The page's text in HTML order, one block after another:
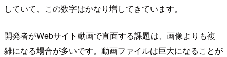
していて、この数字はかなり増してきています。
開発者がWebサイト動画で直面する課題は、画像よりも複
雑になる場合が多いです。動画ファイルは巨大になることが